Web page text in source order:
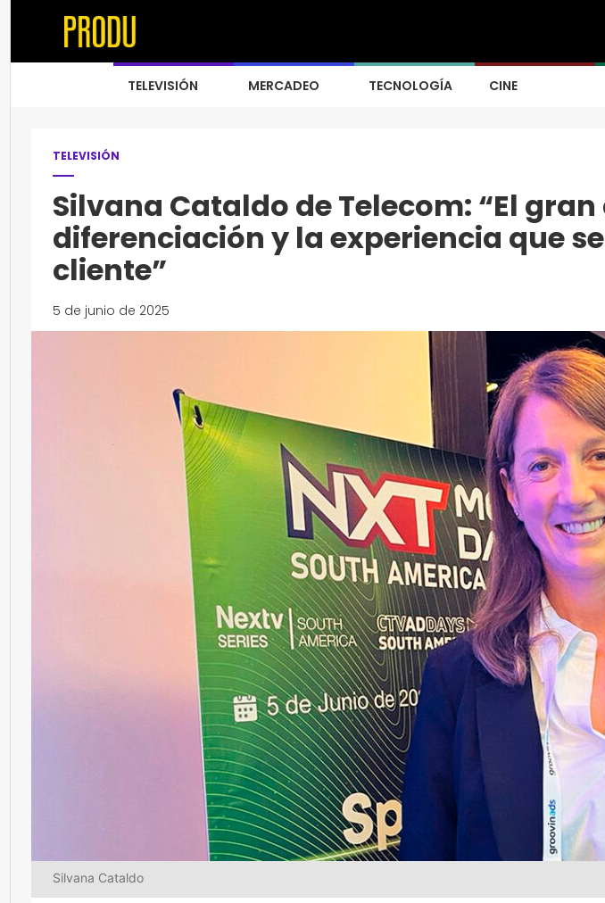
TELEVISIÓN MERCADEO TECNOLOGÍA CINE
TELEVISIÓN
Silvana Cataldo de Telecom: “El
diferenciación y la experiencia que
cliente”
5 de junio de 2025
Silvana Cataldo